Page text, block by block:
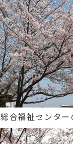
総合福祉センター